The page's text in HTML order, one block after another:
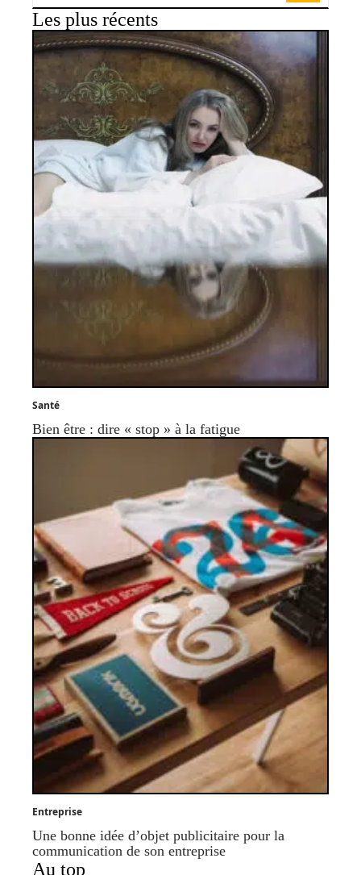
Les plus récents
Santé
Bien être : dire « stop » à la fatigue
Entreprise
Une bonne idée d’objet publicitaire pour la
communication de son entreprise
Au top